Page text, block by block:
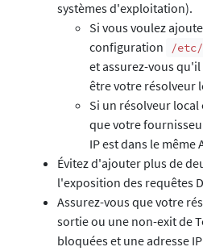
systèmes d'exploitation).
Si vous voulez
configuration
/
et assurez-vous
être votre résolveur
Si un résolveur
que votre
IP est dans le
Évitez d'ajouter plus de
l'exposition des requêtes
Assurez-vous que votre
sortie ou une non-exit de
bloquées et une adresse